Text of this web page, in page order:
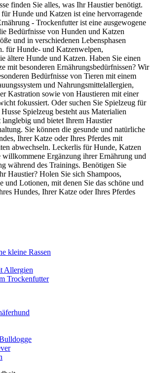
finden Sie alles, was Ihr Haustier benötigt.
Hunde und Katzen ist eine hervorragende
- Trockenfutter ist eine ausgewogene
Bedürfnisse von Hunden und Katzen
und in verschiedenen Lebensphasen
für Hunde- und Katzenwelpen,
ältere Hunde und Katzen. Haben Sie einen
mit besonderen Ernährungsbedürfnissen? Wir
Bedürfnisse von Tieren mit einem
und Nahrungsmittelallergien,
Kastration sowie von Haustieren mit einer
fokussiert. Oder suchen Sie Spielzeug für
Spielzeug besteht aus Materialien
langlebig und bietet Ihrem Haustier
Sie können die gesunde und natürliche
Ihrer Katze oder Ihres Pferdes mit
abwechseln. Leckerlis für Hunde, Katzen
willkommene Ergänzung ihrer Ernährung und
während des Trainings. Benötigen Sie
Haustier? Holen Sie sich Shampoos,
und Lotionen, mit denen Sie das schöne und
Hundes, Ihrer Katze oder Ihres Pferdes
kleine Rassen
Allergien
Trockenfutter